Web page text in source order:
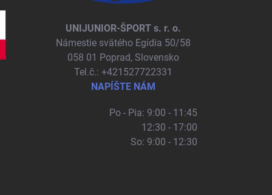
UNIJUNIOR-ŠPORT s. r. o.
Námestie svätého Egídia 50/58
058 01 Poprad, Slovensko
Tel.č.: +421527722331
NAPÍŠTE NÁM
Po - Pia: 9:00 - 11:45
12:30 - 17:00
So: 9:00 - 12:30